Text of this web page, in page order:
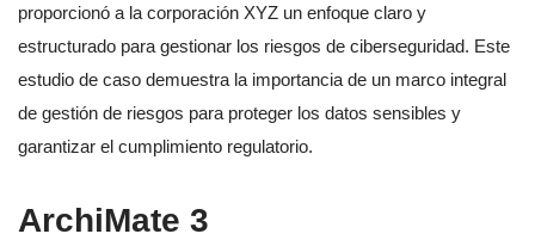
proporcionó a la corporación XYZ un enfoque claro y
estructurado para gestionar los riesgos de ciberseguridad. Este
estudio de caso demuestra la importancia de un marco integral
de gestión de riesgos para proteger los datos sensibles y
garantizar el cumplimiento regulatorio.
ArchiMate 3